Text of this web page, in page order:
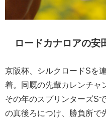
ロードカナロアの安
京阪杯、シルクロードSを
着。同厩の先輩カレンチャ
その年のスプリンターズS
の真後ろにつけ、勝負所で